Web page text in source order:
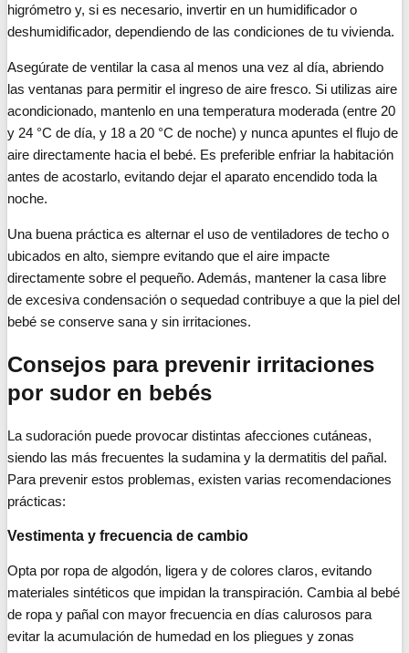
higrómetro y, si es necesario, invertir en un humidificador o
deshumidificador, dependiendo de las condiciones de tu vivienda.
Asegúrate de ventilar la casa al menos una vez al día, abriendo
las ventanas para permitir el ingreso de aire fresco. Si utilizas aire
acondicionado, mantenlo en una temperatura moderada (entre 20
y 24 °C de día, y 18 a 20 °C de noche) y nunca apuntes el flujo de
aire directamente hacia el bebé. Es preferible enfriar la habitación
antes de acostarlo, evitando dejar el aparato encendido toda la
noche.
Una buena práctica es alternar el uso de ventiladores de techo o
ubicados en alto, siempre evitando que el aire impacte
directamente sobre el pequeño. Además, mantener la casa libre
de excesiva condensación o sequedad contribuye a que la piel del
bebé se conserve sana y sin irritaciones.
Consejos para prevenir irritaciones
por sudor en bebés
La sudoración puede provocar distintas afecciones cutáneas,
siendo las más frecuentes la sudamina y la dermatitis del pañal.
Para prevenir estos problemas, existen varias recomendaciones
prácticas:
Vestimenta y frecuencia de cambio
Opta por ropa de algodón, ligera y de colores claros, evitando
materiales sintéticos que impidan la transpiración. Cambia al bebé
de ropa y pañal con mayor frecuencia en días calurosos para
evitar la acumulación de humedad en los pliegues y zonas